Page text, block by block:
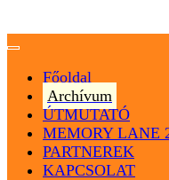
Magyar Hip
Magyarország
Főoldal
Archívum
ÚTMUTATÓ
MEMORY LANE
PARTNEREK
KAPCSOLAT